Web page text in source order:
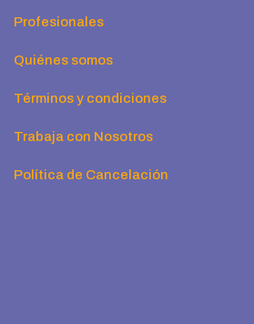
Profesionales
Quiénes somos
Términos y condiciones
Trabaja con Nosotros
Política de Cancelación